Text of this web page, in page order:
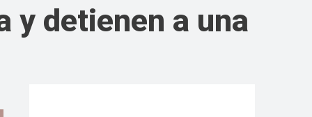
y detienen a una